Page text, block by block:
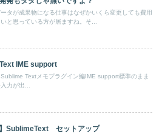
タが成果物になる仕事はなぜかいくら変更しても費用
と思っている方が居ますね。そ...
IME support
Sublime Textメモプラグイン編IME support標準のまま
力が出...
】SublimeText セットアップ